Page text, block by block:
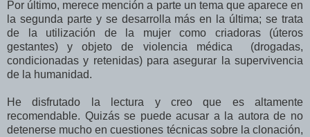
Por último, merece mención a parte un tema que aparece en
la segunda parte y se desarrolla más en la última; se trata
de la utilización de la mujer como criadoras (úteros
gestantes) y objeto de violencia médica (drogadas,
condicionadas y retenidas) para asegurar la supervivencia
de la humanidad.
He disfrutado la lectura y creo que es altamente
recomendable. Quizás se puede acusar a la autora de no
detenerse mucho en cuestiones técnicas sobre la clonación,